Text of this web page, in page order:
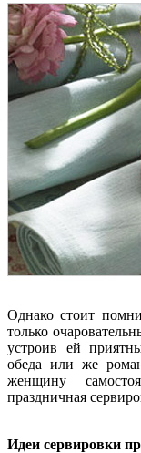
Однако стоит
только
устроив ей
обеда или же
женщину
праздничная
Идеи сервировки